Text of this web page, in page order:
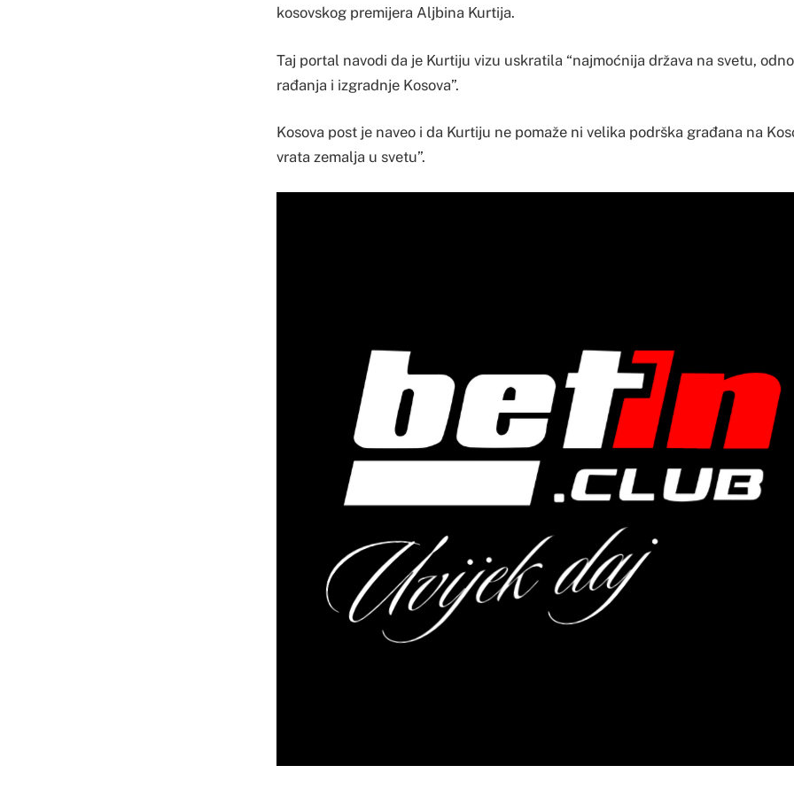
kosovskog premijera Aljbina Kurtija.
Taj portal navodi da je Kurtiju vizu uskratila “najmoćnija država na svetu,
rađanja i izgradnje Kosova”.
Kosova post je naveo i da Kurtiju ne pomaže ni velika podrška građana na
vrata zemalja u svetu”.